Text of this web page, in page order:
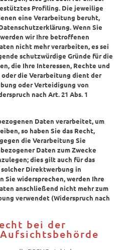
Profiling. Die jeweilige
eine Verarbeitung beruht,
Wenn Sie
wir Ihre betroffenen
nicht mehr verarbeiten, es sei
schutzwürdige Gründe für die
die Ihre Interessen, Rechte und
die Verarbeitung dient der
oder Verteidigung von
nach Art. 21 Abs. 1
Daten verarbeitet, um
so haben Sie das Recht,
die Verarbeitung Sie
Daten zum Zwecke
dies gilt auch für das
Direktwerbung in
Sie widersprechen, werden Ihre
anschließend nicht mehr zum
verwendet (Widerspruch nach
bei der